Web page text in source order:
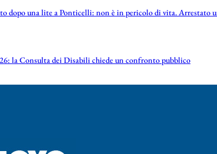
dopo una lite a Ponticelli: non è in pericolo di vita. Arrestato
la Consulta dei Disabili chiede un confronto pubblico